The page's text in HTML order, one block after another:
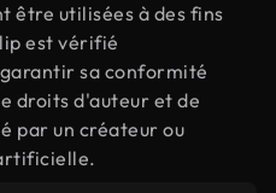
être utilisées à des fins
est vérifié
sa conformité
droits d'auteur et de
par un créateur ou